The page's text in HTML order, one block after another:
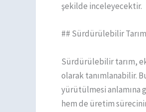
şekilde inceleyecektir.
## Sürdürülebilir
Sürdürülebilir tarım,
olarak tanımlanabilir.
yürütülmesi anlamına
hem de üretim